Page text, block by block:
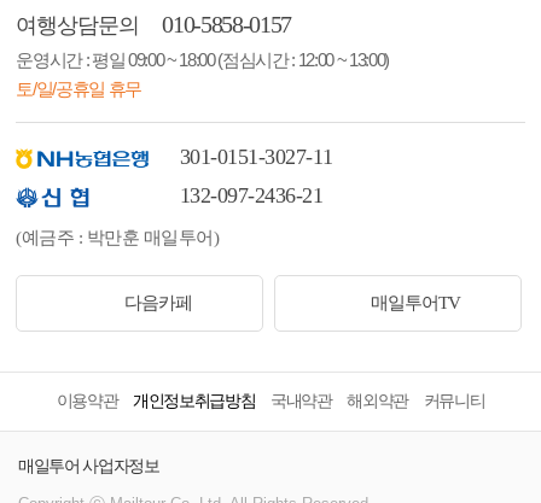
여행상담문의 010-5858-0157
운영시간 : 평일 09:00 ~ 18:00 (점심시간 : 12:00 ~ 13:00)
토/일/공휴일 휴무
301-0151-3027-11
132-097-2436-21
(예금주 : 박만훈 매일투어)
다음카페 매일투어TV
이용약관 개인정보취급방침 국내약관 해외약관 커뮤니티
매일투어 사업자정보